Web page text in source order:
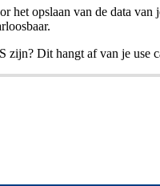
het opslaan van de data
zijn? Dit hangt af van je use